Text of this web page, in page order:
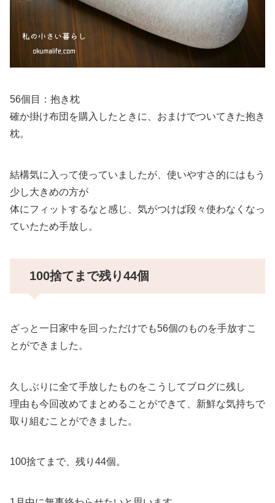
56個目：抱き枕
確か掛け布団を購入したときに、おまけでついてきた抱き
枕。
結構気に入って使っていましたが、使いやすさ的にはもう
少し大きめの方が
体にフィットするなと感じ、気がつけば段々使わなくなっ
ていたため手放し。
100捨てまで残り44個
ざっと一日家中を回っただけでも56個のものを手放すこ
とができました。
久しぶりに全て手放したものをこうしてブログに残し
理由も今回改めてまとめることができて、新鮮な気持ちで
取り組むことができました。
100捨てまで、残り44個。